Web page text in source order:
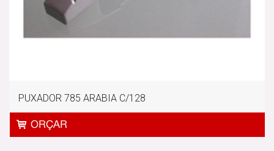
PUXADOR 785 ARABIA C/128